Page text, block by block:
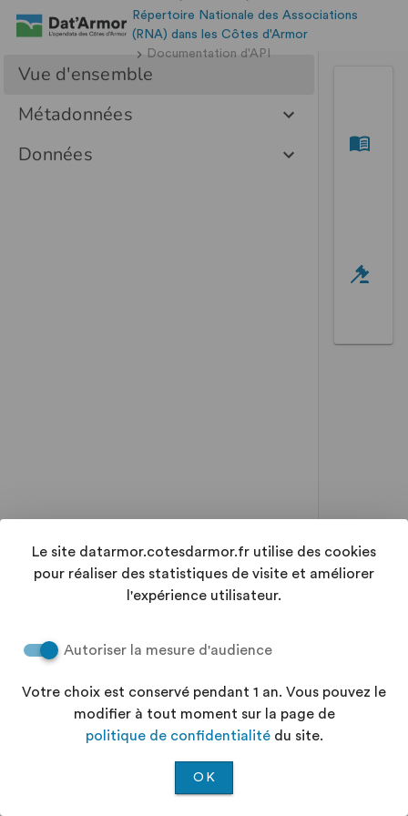
Répertoire Nationale des Associations
(RNA) dans les Côtes d'Armor
Documentation d'API
Le site datarmor.cotesdarmor.fr utilise des cookies
pour réaliser des statistiques de visite et améliorer
l'expérience utilisateur.
Autoriser la mesure d'audience
Votre choix est conservé pendant 1 an. Vous pouvez le
modifier à tout moment sur la page de
politique de confidentialitédu site.
OK